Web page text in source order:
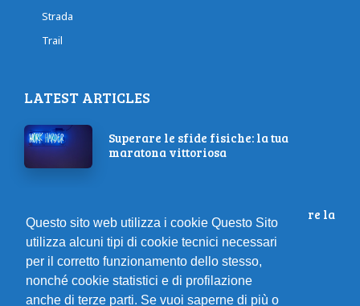
Strada
Trail
LATEST ARTICLES
Superare le sfide fisiche: la tua
maratona vittoriosa
Come la meditazione può migliorare la
performance sportiva
I Migliori Consigli per Correre in
Questo sito web utilizza i cookie Questo Sito
utilizza alcuni tipi di cookie tecnici necessari
per il corretto funzionamento dello stesso,
nonché cookie statistici e di profilazione
anche di terze parti. Se vuoi saperne di più o